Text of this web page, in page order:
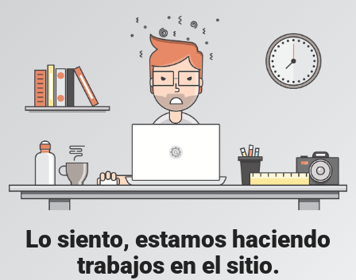
Lo siento, estamos haciendo
trabajos en el sitio.